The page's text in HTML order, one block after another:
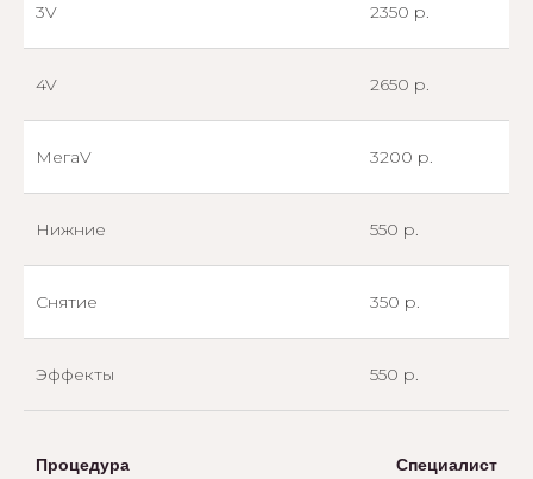
3V 2350 р.
4V 2650 р.
МегаV 3200 р.
Нижние 550 р.
Снятие 350 р.
Эффекты 550 р.
Процедура Специалист